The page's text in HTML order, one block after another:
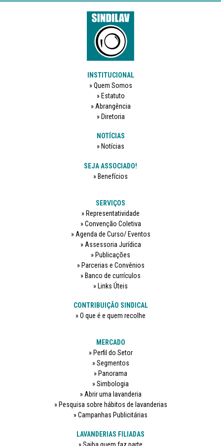
INSTITUCIONAL
Quem Somos
Estatuto
Abrangência
Diretoria
NOTÍCIAS
Notícias
SEJA ASSOCIADO!
Benefícios
SERVIÇOS
Representatividade
Convenção Coletiva
Agenda de Curso/ Eventos
Assessoria Jurídica
Publicações
Parcerias e Convênios
Banco de currículos
Links Úteis
CONTRIBUIÇÃO SINDICAL
O que é e quem recolhe
MERCADO
Perfil do Setor
Segmentos
Panorama
Simbologia
Abrir uma lavanderia
Pesquisa sobre hábitos de lavanderias
Campanhas Publicitárias
LAVANDERIAS FILIADAS